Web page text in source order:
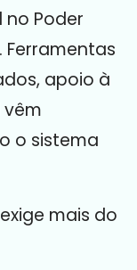
Poder
apoio à
o sistema
mais do